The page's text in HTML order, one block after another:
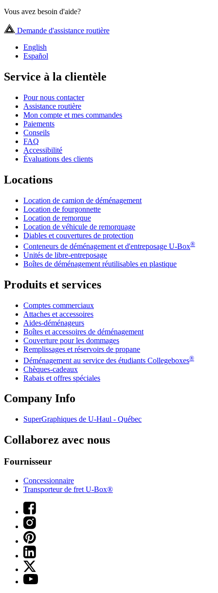
Vous avez besoin d'aide?
Demande d'assistance routière
English
Español
Service à la clientèle
Pour nous contacter
Assistance routière
Mon compte et mes commandes
Paiements
Conseils
FAQ
Accessibilité
Évaluations des clients
Locations
Location de camion de déménagement
Location de fourgonnette
Location de remorque
Location de véhicule de remorquage
Diables et couvertures de protection
Conteneurs de déménagement et d'entreposage U-Box®
Unités de libre-entreposage
Boîtes de déménagement réutilisables en plastique
Produits et services
Comptes commerciaux
Attaches et accessoires
Aides-déménageurs
Boîtes et accessoires de déménagement
Couverture pour les dommages
Remplissages et réservoirs de propane
Déménagement au service des étudiants Collegeboxes®
Chèques-cadeaux
Rabais et offres spéciales
Company Info
SuperGraphiques de U-Haul - Québec
Collaborez avec nous
Fournisseur
Concessionnaire
Transporteur de fret U-Box®